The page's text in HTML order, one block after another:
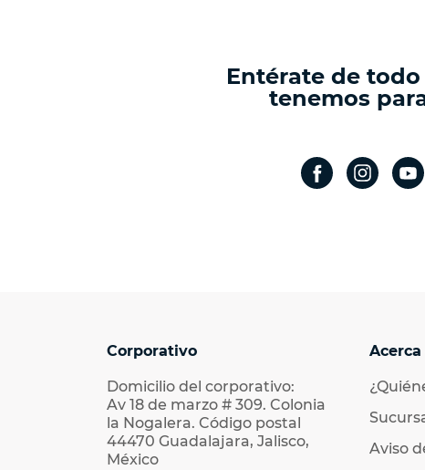
Entérate de
tenemos
Corporativo
Domicilio del corporativo:
Av 18 de marzo # 309. Colonia
la Nogalera. Código postal
44470 Guadalajara, Jalisco,
México
Acerca
Aviso